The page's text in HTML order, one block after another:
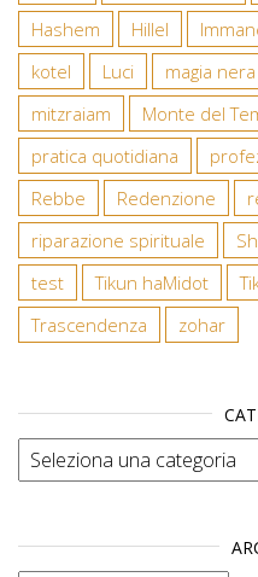
Hashem
Hillel
kotel
Luci magia
mitzraiam
Monte del
pratica quotidiana
Rebbe
Redenzione
riparazione spirituale
test
Tikun haMidot
Trascendenza
zohar
Categorie